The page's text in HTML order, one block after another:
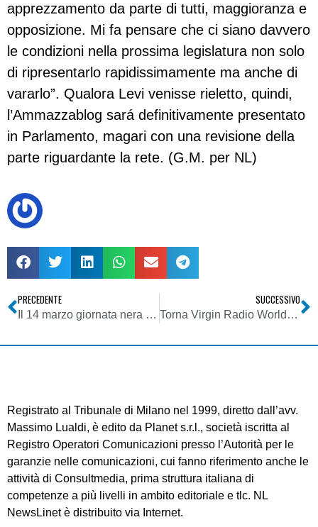
apprezzamento da parte di tutti, maggioranza e
opposizione. Mi fa pensare che ci siano davvero
le condizioni nella prossima legislatura non solo
di ripresentarlo rapidissimamente ma anche di
vararlo”. Qualora Levi venisse rieletto, quindi,
l’Ammazzablog sará definitivamente presentato
in Parlamento, magari con una revisione della
parte riguardante la rete. (G.M. per NL)
PRECEDENTE
Il 14 marzo giornata nera per il giornalismo italiano: minacce in aula in Campania, incriminazione di cronisti a Perugia e perquisizione alla sede Ansa di Ancona
SUCCESSIVO
Torna Virgin Radio World,com, sito non ufficiale dedicato alla radio che ha stravolto il settore
Registrato al Tribunale di Milano nel 1999, diretto dall’avv.
Massimo Lualdi, è edito da Planet s.r.l., società iscritta al
Registro Operatori Comunicazioni presso l’Autorità per le
garanzie nelle comunicazioni, cui fanno riferimento anche le
attività di Consultmedia, prima struttura italiana di
competenze a più livelli in ambito editoriale e tlc. NL
NewsLinet è distribuito via Internet.